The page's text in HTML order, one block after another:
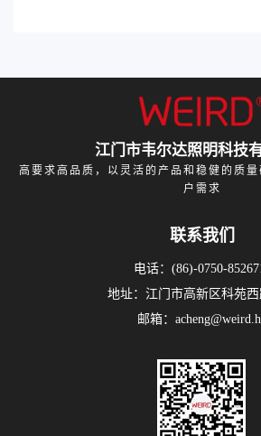
江门市韦尔达照明科技
高要求高品质，以灵活的产品和稳健的质
户需求
联系我们
电话：(86)-0750-
地址：江门市高新区科苑西
邮箱：